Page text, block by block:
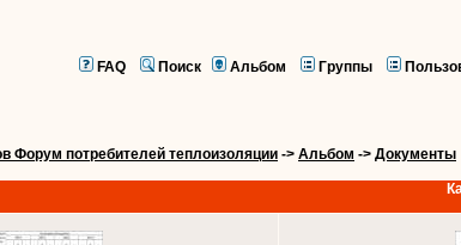
FAQ Поиск Альбом Группы
Форум потребителей теплоизоляции -> Альбом -> Документы